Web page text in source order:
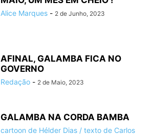
Alice Marques - 2 de Junho, 2023
AFINAL, GALAMBA FICA NO
GOVERNO
Redação - 2 de Maio, 2023
GALAMBA NA CORDA BAMBA
cartoon de Hélder Dias / texto de Carlos